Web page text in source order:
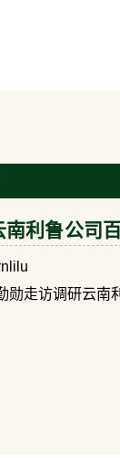
利鲁公司
勋走访调研云南